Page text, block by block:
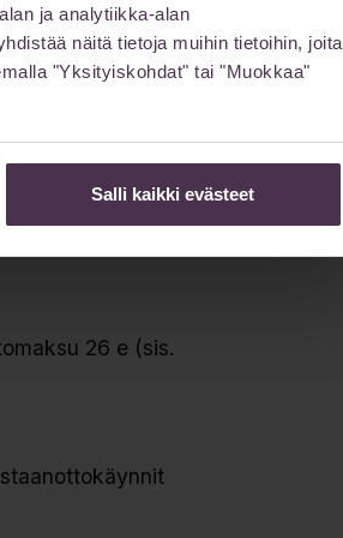
ja analytiikka-alan
näitä tietoja muihin tietoihin, joita
"Yksityiskohdat" tai "Muokkaa"
Salli kaikki evästeet
leikkauksen
Ja
26 e (sis.